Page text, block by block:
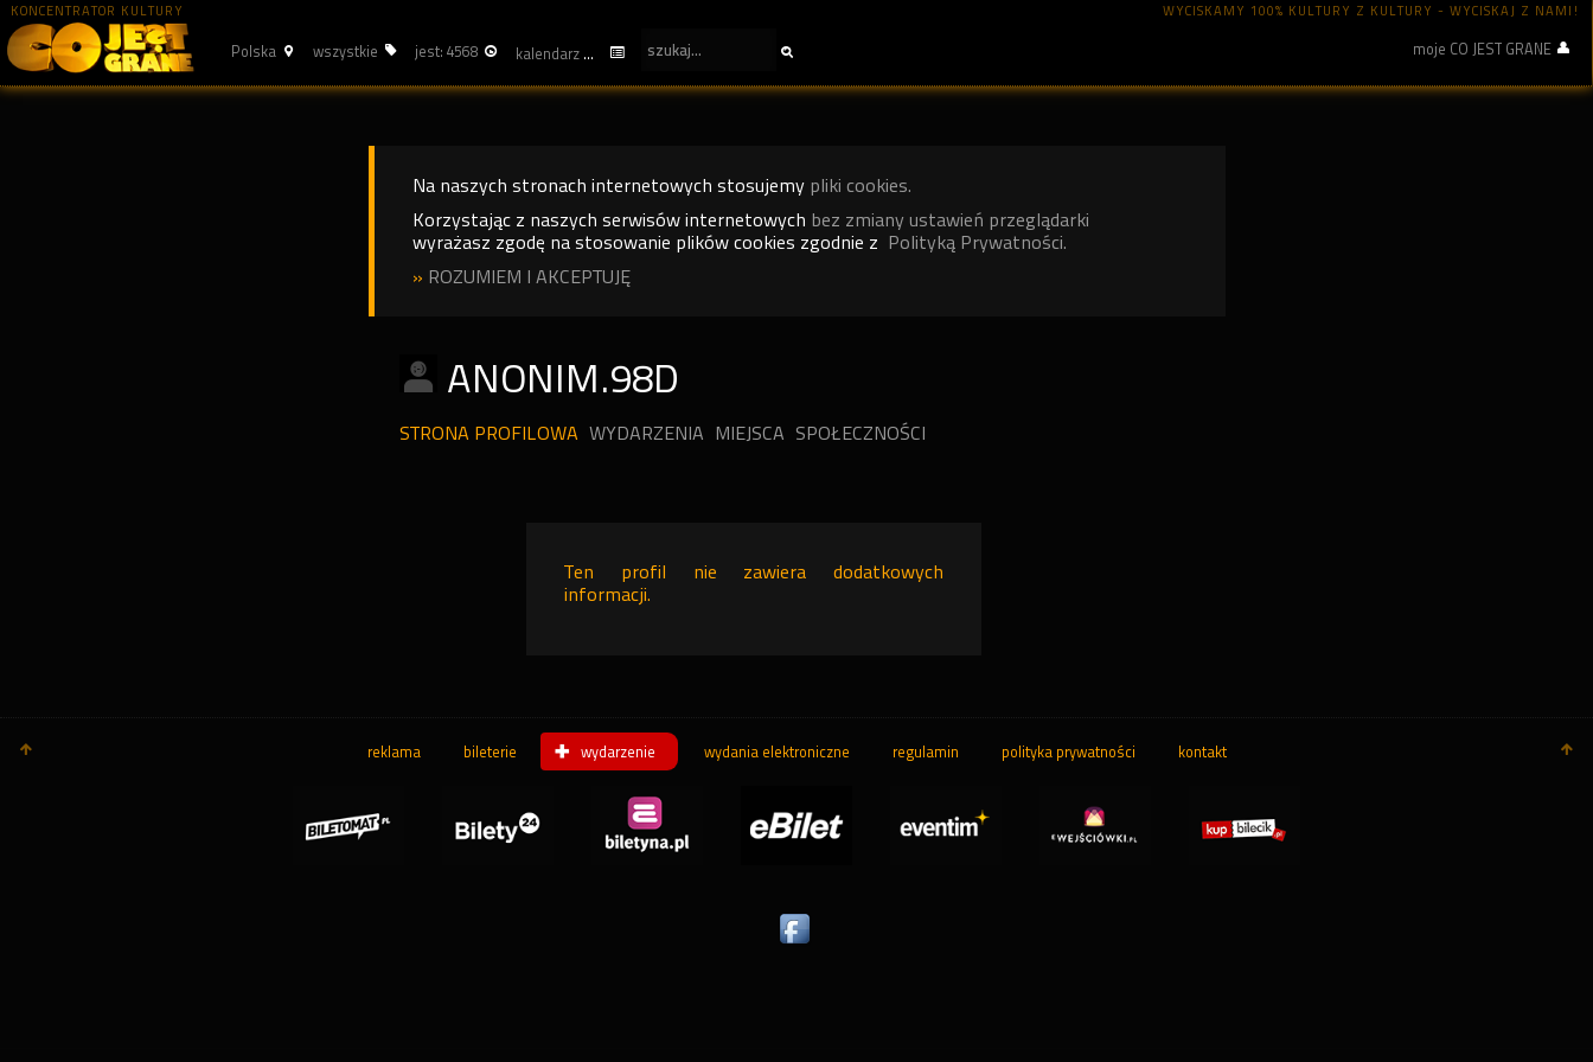
KONCENTRATOR KULTURY WYCISKAMY 100% KULTURY Z KULTURY - WYCISKAJ Z NAMI!
Polska wszystkie jest: 4568 kalendarz moje CO JEST GRANE
Na naszych stronach internetowych stosujemy pliki cookies.
Korzystając z naszych serwisów internetowych bez zmiany ustawień przeglądarki
wyrażasz zgodę na stosowanie plików cookies zgodnie z Polityką Prywatności.
» ROZUMIEM I AKCEPTUJĘ
ANONIM.98D
STRONA PROFILOWA WYDARZENIA MIEJSCA SPOŁECZNOŚCI
Ten profil nie zawiera dodatkowych
informacji.
reklama bileterie wydarzenie wydania elektroniczne regulamin polityka prywatności kontakt